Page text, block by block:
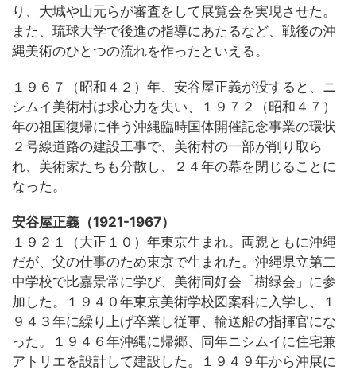
り、大城や山元らが審査をして展覧会を実現させた。
また、琉球大学で後進の指導にあたるなど、戦後の沖
縄美術のひとつの流れを作ったといえる。
１９６７（昭和４２）年、安谷屋正義が没すると、ニ
シムイ美術村は求心力を失い、１９７２（昭和４７）
年の祖国復帰に伴う沖縄臨時国体開催記念事業の環状
２号線道路の建設工事で、美術村の一部が削り取ら
れ、美術家たちも分散し、２４年の幕を閉じることに
なった。
安谷屋正義（1921-1967）
１９２１（大正１０）年東京生まれ。両親ともに沖縄
だが、父の仕事のため東京で生まれた。沖縄県立第二
中学校で比嘉景常に学び、美術同好会「樹緑会」に参
加した。１９４０年東京美術学校図案科に入学し、１
９４３年に繰り上げ卒業し従軍、輸送船の指揮官にな
った。１９４６年沖縄に帰郷、同年ニシムイに住宅兼
アトリエを設計して建設した。１９４９年から沖展に